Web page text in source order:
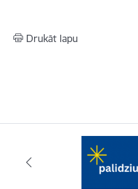
Drukāt lapu